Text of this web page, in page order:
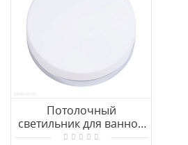
Потолочный
светильник для ванной
комнаты Arte Lamp